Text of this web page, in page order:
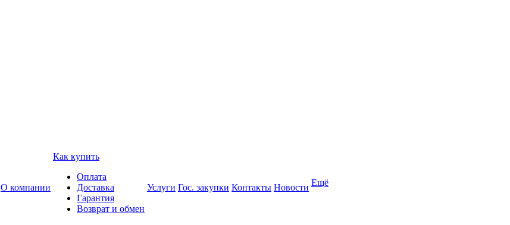
О компании
Как купить
Оплата
Доставка
Гарантия
Возврат и обмен
Услуги Гос. закупки Контакты Новости Ещё